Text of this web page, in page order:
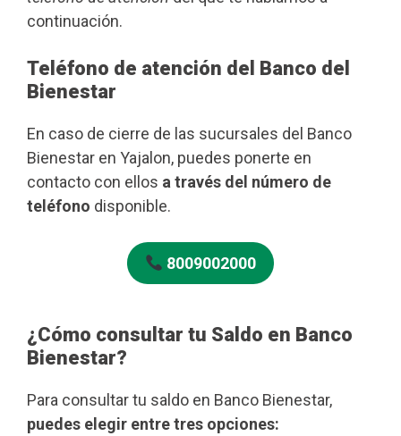
continuación.
Teléfono de atención del Banco del
Bienestar
En caso de cierre de las sucursales del Banco
Bienestar en Yajalon, puedes ponerte en
contacto con ellos a través del número de
teléfono disponible.
8009002000
¿Cómo consultar tu Saldo en Banco
Bienestar?
Para consultar tu saldo en Banco Bienestar,
puedes elegir entre tres opciones: